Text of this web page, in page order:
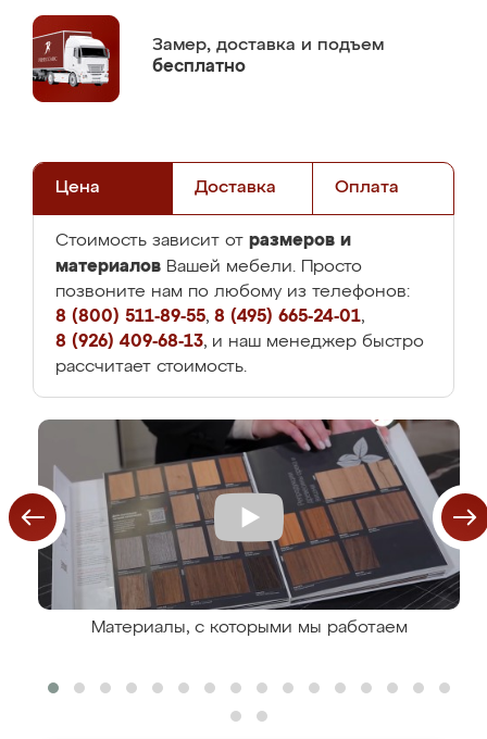
Замер, доставка и подъем
бесплатно
Цена Доставка Оплата
Стоимость зависит от размеров и
материалов Вашей мебели. Просто
позвоните нам по любому из телефонов:
8 (800) 511-89-55, 8 (495) 665-24-01,
8 (926) 409-68-13, и наш менеджер быстро
рассчитает стоимость.
Материалы, с которыми мы работаем